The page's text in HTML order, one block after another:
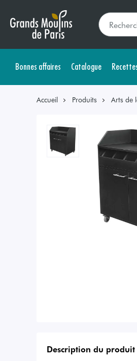
Bonnes affaires Catalogue
Accueil Produits Arts de
Description du produit